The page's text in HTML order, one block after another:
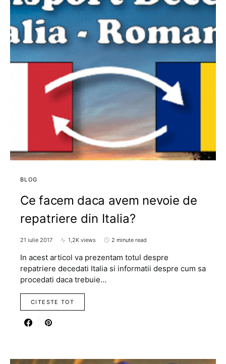
BLOG
Ce facem daca avem nevoie de
repatriere din Italia?
21 iulie 2017 1,2K views 2 minute read
In acest articol va prezentam totul despre
repatriere decedati Italia si informatii despre cum sa
procedati daca trebuie…
CITESTE TOT